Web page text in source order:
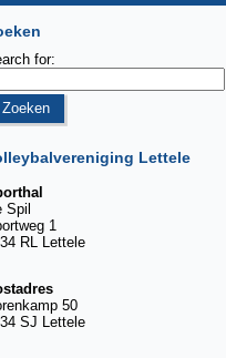
for:
Lettele
Spil‎
1
RL Lettele
50
SJ Lettele